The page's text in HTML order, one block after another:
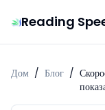
Reading
Дом / Блог /